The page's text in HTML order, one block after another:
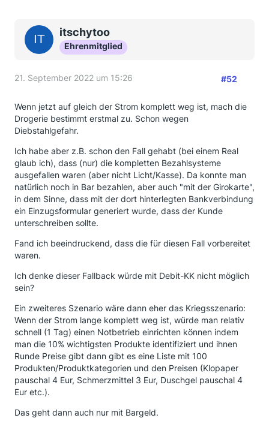
itschytoo
Ehrenmitglied
21. September 2022 um 15:26 #52
Wenn jetzt auf gleich der Strom komplett weg ist, mach die
Drogerie bestimmt erstmal zu. Schon wegen
Diebstahlgefahr.
Ich habe aber z.B. schon den Fall gehabt (bei einem Real
glaub ich), dass (nur) die kompletten Bezahlsysteme
ausgefallen waren (aber nicht Licht/Kasse). Da konnte man
natürlich noch in Bar bezahlen, aber auch "mit der Girokarte",
in dem Sinne, dass mit der dort hinterlegten Bankverbindung
ein Einzugsformular generiert wurde, dass der Kunde
unterschreiben sollte.
Fand ich beeindruckend, dass die für diesen Fall vorbereitet
waren.
Ich denke dieser Fallback würde mit Debit-KK nicht möglich
sein?
Ein zweiteres Szenario wäre dann eher das Kriegsszenario:
Wenn der Strom lange komplett weg ist, würde man relativ
schnell (1 Tag) einen Notbetrieb einrichten können indem
man die 10% wichtigsten Produkte identifiziert und ihnen
Runde Preise gibt dann gibt es eine Liste mit 100
Produkten/Produktkategorien und den Preisen (Klopaper
pauschal 4 Eur, Schmerzmittel 3 Eur, Duschgel pauschal 4
Eur etc.).
Das geht dann auch nur mit Bargeld.